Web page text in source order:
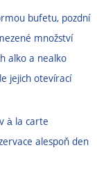
bufetu, pozdní
množství
alko a nealko
jejich otevírací
à la carte
alespoň den